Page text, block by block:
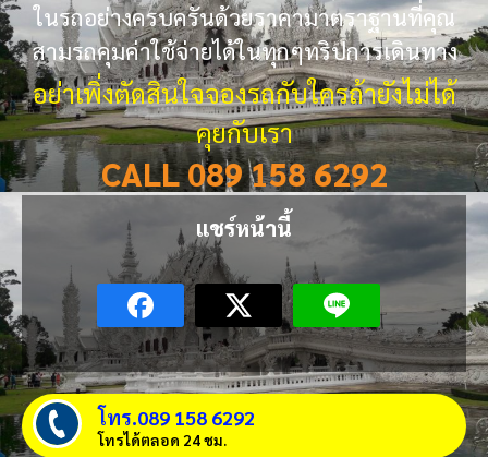
ในรถอย่างครบครันด้วยราคามาตราฐานที่คุณ
สามรถคุมค่าใช้จ่ายได้ในทุกๆทริปการเดินทาง
อย่าเพิ่งตัดสินใจจองรถกับใครถ้ายังไม่ได้
คุยกับเรา
CALL 089 158 6292
แชร์หน้านี้
โทร.089 158 6292
โทรได้ตลอด 24 ชม.